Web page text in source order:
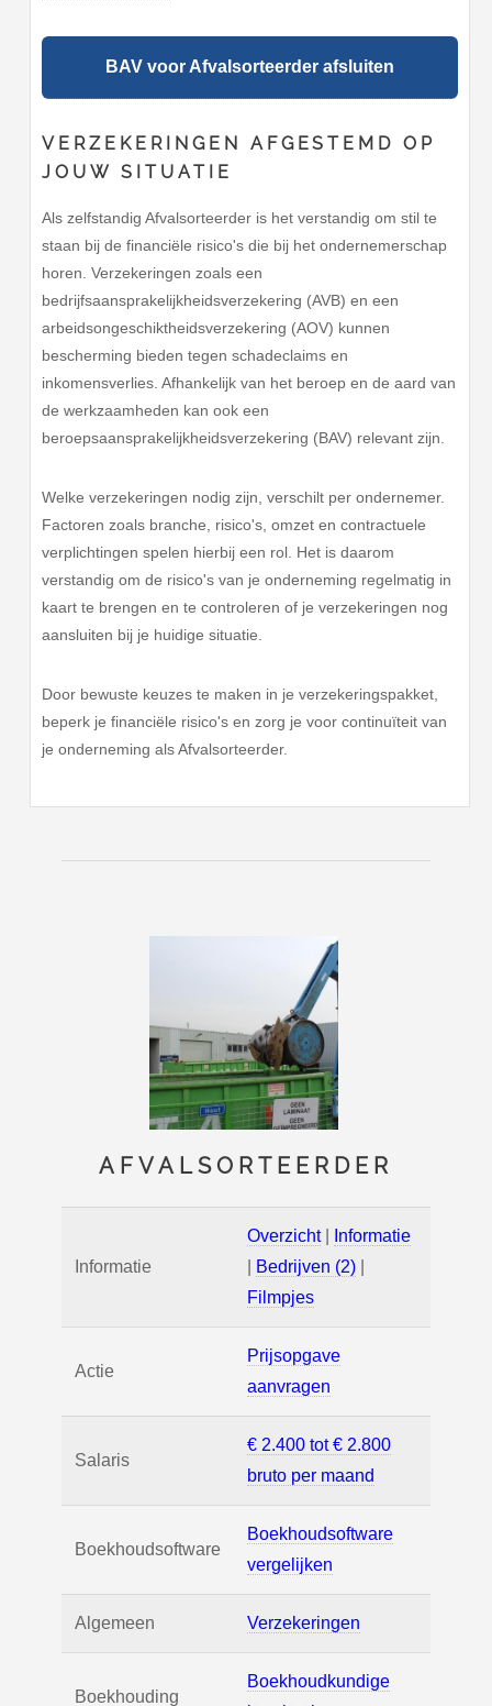
BAV voor Afvalsorteerder afsluiten
VERZEKERINGEN AFGESTEMD OP
JOUW SITUATIE
Als zelfstandig Afvalsorteerder is het verstandig om stil te
staan bij de financiële risico's die bij het ondernemerschap
horen. Verzekeringen zoals een
bedrijfsaansprakelijkheidsverzekering (AVB) en een
arbeidsongeschiktheidsverzekering (AOV) kunnen
bescherming bieden tegen schadeclaims en
inkomensverlies. Afhankelijk van het beroep en de aard van
de werkzaamheden kan ook een
beroepsaansprakelijkheidsverzekering (BAV) relevant zijn.
Welke verzekeringen nodig zijn, verschilt per ondernemer.
Factoren zoals branche, risico's, omzet en contractuele
verplichtingen spelen hierbij een rol. Het is daarom
verstandig om de risico's van je onderneming regelmatig in
kaart te brengen en te controleren of je verzekeringen nog
aansluiten bij je huidige situatie.
Door bewuste keuzes te maken in je verzekeringspakket,
beperk je financiële risico's en zorg je voor continuïteit van
je onderneming als Afvalsorteerder.
AFVALSORTEERDER
Informatie
Overzicht|
Informatie
Bedrijven (2)
Filmpjes
Actie
Prijsopgave
aanvragen
Salaris
€ 2.400 tot € 2.800
bruto per maand
Boekhoudsoftware
Boekhoudsoftware
vergelijken
Algemeen Verzekeringen
Boekhouding
Boekhoudkundige